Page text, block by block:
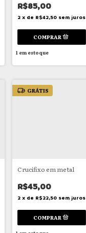
R$85,00
2 x de R$42,50 sem juros
1em estoque
GRÁTIS
Crucifixo em metal
R$45,00
2 x de R$22,50 sem juros